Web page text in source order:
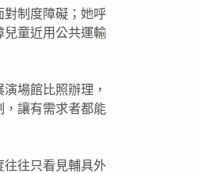
對制度障礙；她呼
兒童近用公共運輸
場館比照辦理，
讓有需求者都能
往往只看見輔具外